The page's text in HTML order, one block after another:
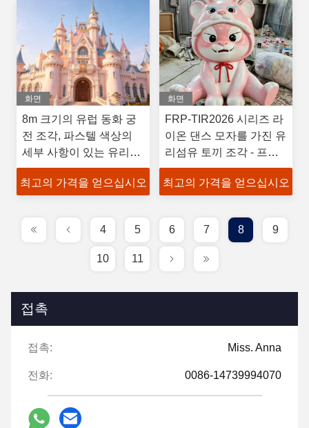
화면
8m 크기의 유럽 동화 궁
전 조각, 파스텔 색상의
세부 사항이 있는 유리섬
유 樹脂
최고의 가격을 얻으십시오
화면
FRP-TIR2026 시리즈 라
이온 댄스 모자를 가진 유
리섬유 토끼 조각 - 프리
미엄 FRP 재료, 모든 날
씨에 사용 가능, 독점적인
최고의 가격을 얻으십시오
4 5 6 7 8 9
10 11
접촉
접촉: Miss. Anna
전화: 0086-14739994070